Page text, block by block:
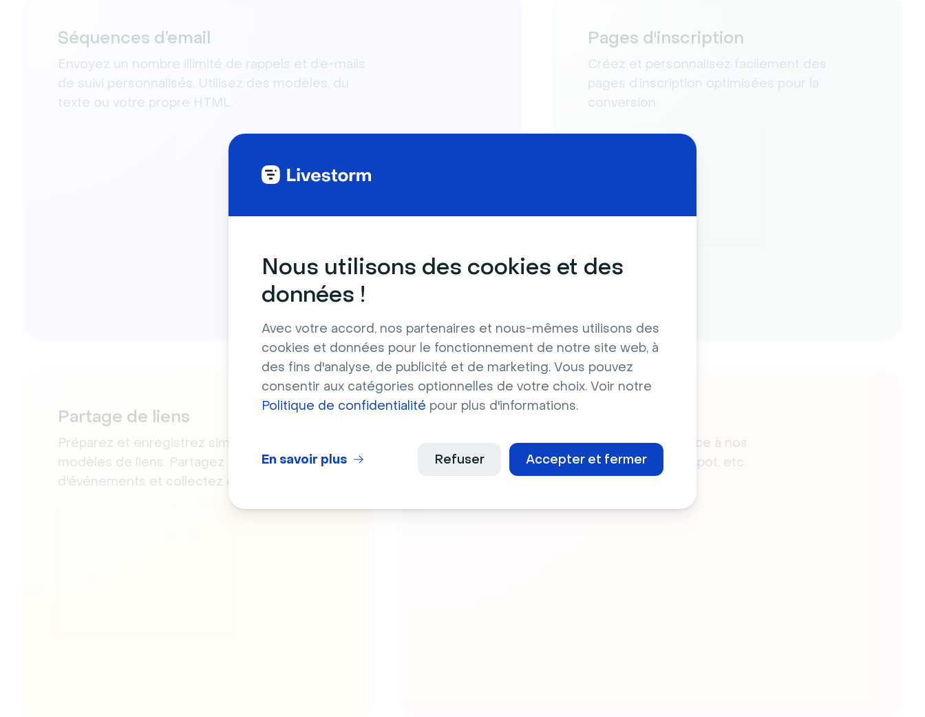
Nous utilisons des cookies et des
données !
Avec votre accord, nos partenaires et nous-mêmes utilisons des
cookies et données pour le fonctionnement de notre site web, à
des fins d'analyse, de publicité et de marketing. Vous pouvez
consentir aux catégories optionnelles de votre choix. Voir notre
Politique de confidentialité pour plus d'informations.
Accepter et fermer
Refuser
En savoir plus
Séquences d’email
Envoyez un nombre illimité de rappels et d’e-mails
de suivi personnalisés. Utilisez des modèles, du
texte ou votre propre HTML.
Pages d'inscription
Créez et personnalisez facilement des
pages d’inscription optimisées pour la
conversion.
Partage de liens
Préparez et enregistrez simplement des
modèles de liens. Partagez des liens lors
d'événements et collectez des feedbacks.
Intégrations CRM
Synchronisez vos données facilement grâce à nos
intégrations natives avec Salesforce, HubSpot, etc.